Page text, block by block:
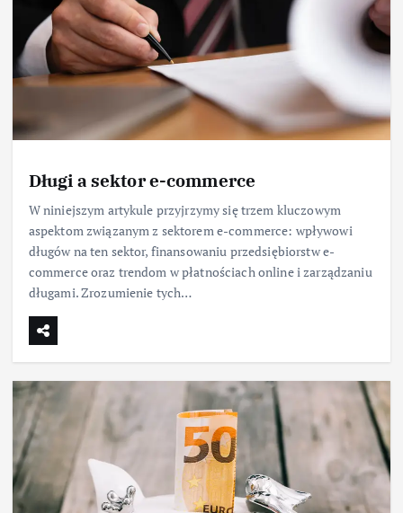
Długi a sektor e-commerce
W niniejszym artykule przyjrzymy się trzem kluczowym
aspektom związanym z sektorem e-commerce: wpływowi
długów na ten sektor, finansowaniu przedsiębiorstw e-
commerce oraz trendom w płatnościach online i zarządzaniu
długami. Zrozumienie tych…